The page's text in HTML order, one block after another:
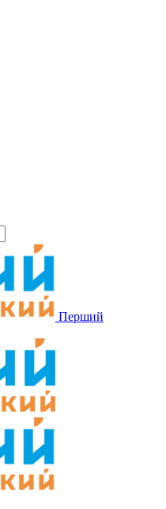
Перший